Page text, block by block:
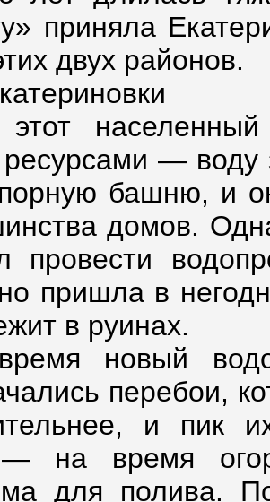
приняла
двух районов.
этот
— воду
башню, и
домов.
провести
пришла в
в руинах.
новый
перебои,
и пик
на время
для полива.